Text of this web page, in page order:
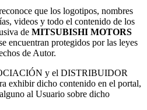
que los logotipos, nombres
videos y todo el contenido de los
de MITSUBISHI MOTORS
encuentran protegidos por las leyes
de Autor.
y el DISTRIBUIDOR
exhibir dicho contenido en el portal,
al Usuario sobre dicho